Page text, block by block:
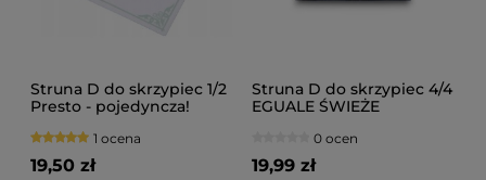
Struna D do skrzypiec 1/2
Presto - pojedyncza!
1 ocena
19,50 zł
Struna D do skrzypiec 4/4
EGUALE ŚWIEŻE
0 ocen
19,99 zł